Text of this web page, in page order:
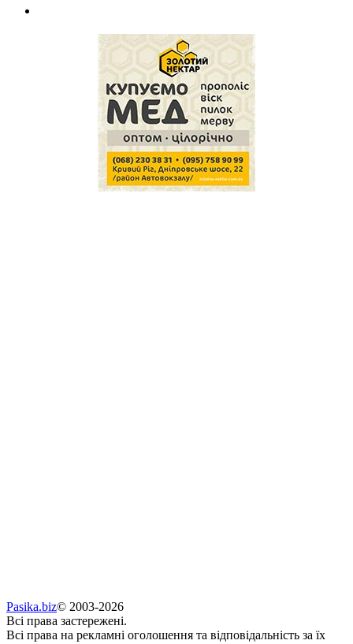
Pasika.biz© 2003-2026
Всі права застережені.
Всі права на рекламні оголошення та відповідальність за їх